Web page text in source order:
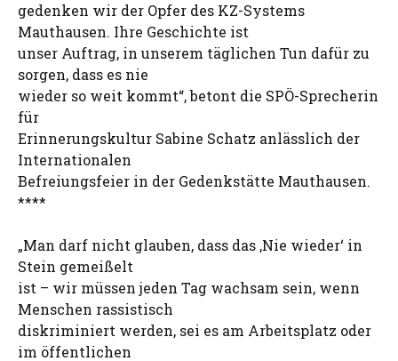
gedenken wir der Opfer des KZ-Systems
Mauthausen. Ihre Geschichte ist
unser Auftrag, in unserem täglichen Tun dafür zu
sorgen, dass es nie
wieder so weit kommt“, betont die SPÖ-Sprecherin
für
Erinnerungskultur Sabine Schatz anlässlich der
Internationalen
Befreiungsfeier in der Gedenkstätte Mauthausen.
****
„Man darf nicht glauben, dass das ‚Nie wieder‘ in
Stein gemeißelt
ist – wir müssen jeden Tag wachsam sein, wenn
Menschen rassistisch
diskriminiert werden, sei es am Arbeitsplatz oder
im öffentlichen